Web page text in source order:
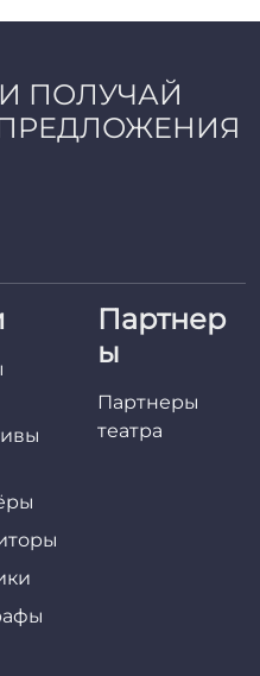
ПОЛУЧАЙ
Партнер
ы
Партнеры
театра